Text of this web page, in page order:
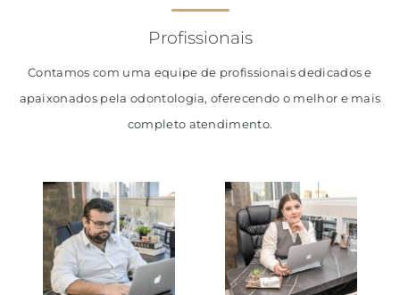
Profissionais
Contamos com uma equipe de profissionais dedicados e
apaixonados pela odontologia, oferecendo o melhor e mais
completo atendimento.